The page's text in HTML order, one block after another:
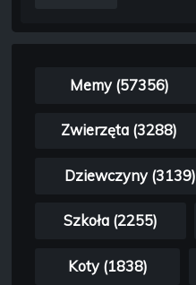
Memy (57356)
Zwierzęta (3288)
Dziewczyny (3139)
Szkoła (2255)
Koty (1838)